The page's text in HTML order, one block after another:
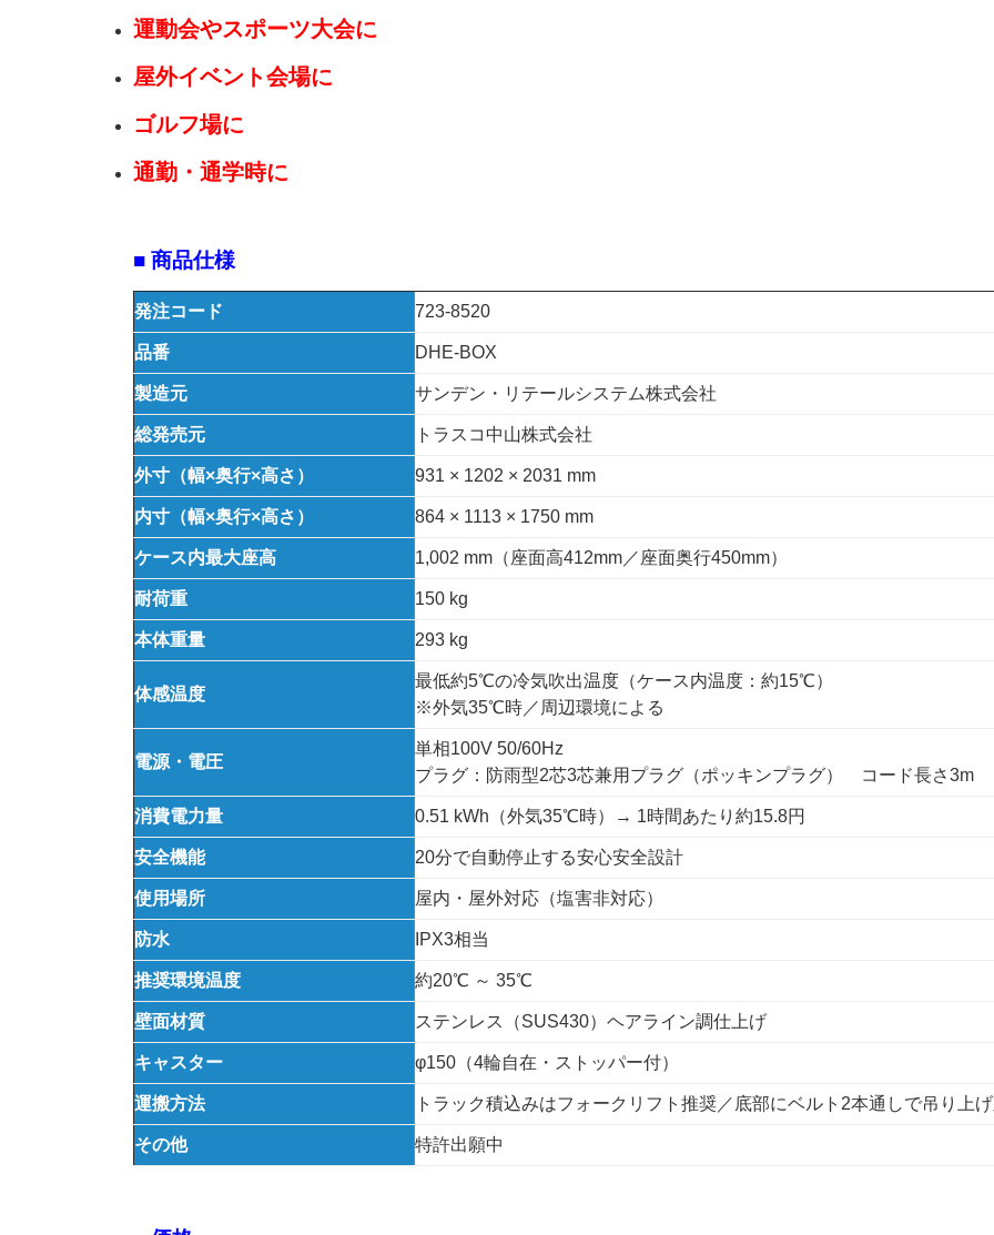
運動会やスポーツ大会に
屋外イベント会場に
ゴルフ場に
通勤・通学時に
■ 商品仕様
発注コード 723-8520
品番 DHE-BOX
製造元 サンデン・リテールシステム株式会社
総発売元 トラスコ中山株式会社
外寸（幅×奥行×高さ） 931 × 1202 × 2031 mm
内寸（幅×奥行×高さ） 864 × 1113 × 1750 mm
ケース内最大座高 1,002 mm（座面高412mm／座面奥行450mm）
耐荷重 150 kg
本体重量 293 kg
体感温度
最低約5℃の冷気吹出温度（ケース内温度：約15℃）
※外気35℃時／周辺環境による
電源・電圧
単相100V 50/60Hz
プラグ：防雨型2芯3芯兼用プラグ（ポッキンプラグ） コード長さ3m
消費電力量 0.51 kWh（外気35℃時）→ 1時間あたり約15.8円
安全機能 20分で自動停止する安心安全設計
使用場所 屋内・屋外対応（塩害非対応）
防水 IPX3相当
推奨環境温度 約20℃ ～ 35℃
壁面材質 ステンレス（SUS430）ヘアライン調仕上げ
キャスター φ150（4輪自在・ストッパー付）
運搬方法 トラック積込みはフォークリフト推奨／底部にベルト2本通しで吊り上
その他 特許出願中